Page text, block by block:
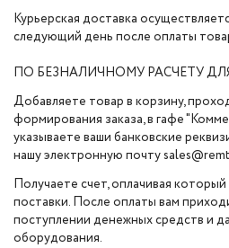
Курьерская доставка
следующий день после оплаты
ПО БЕЗНАЛИЧНОМУ РАСЧЕТУ
Добавляете товар в корзину,
формирования заказа, в гафе
указываете ваши банковские
нашу электронную почту
Получаете счет, оплачивая
поставки. После оплаты вам
поступлении денежных средств и
оборудования.